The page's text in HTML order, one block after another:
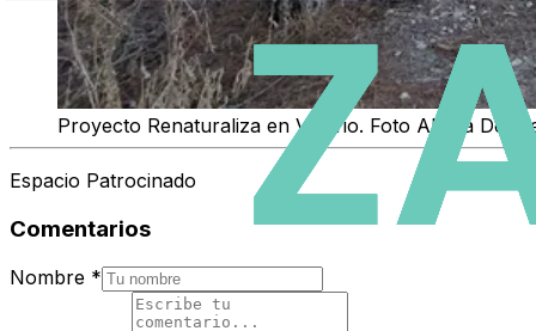
Proyecto Renaturaliza en Valorio. Foto Ahora
Espacio Patrocinado
Comentarios
Nombre *